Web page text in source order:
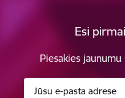
Esi
Piesakies jaunumu